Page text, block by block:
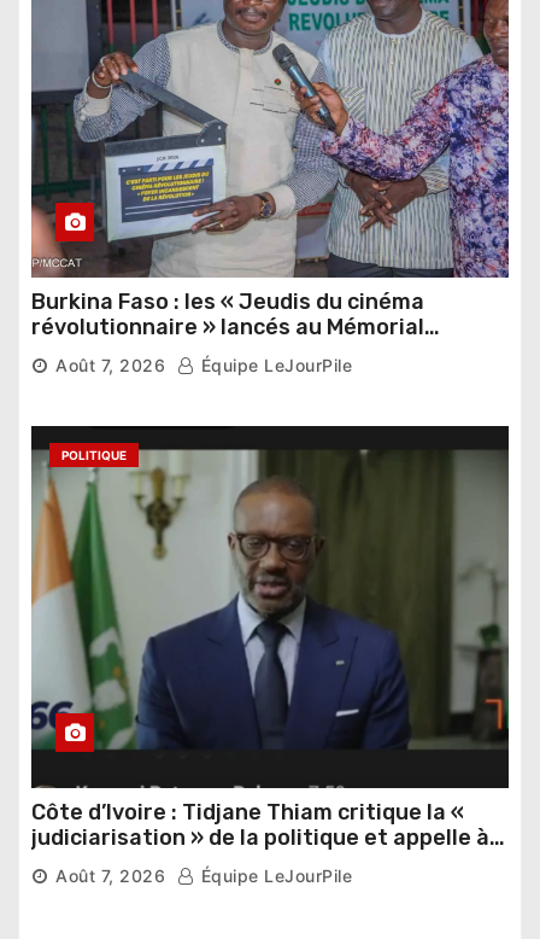
Burkina Faso : les « Jeudis du cinéma
révolutionnaire » lancés au Mémorial
Thomas Sankara
Août 7, 2026 Équipe LeJourPile
POLITIQUE
Côte d’Ivoire : Tidjane Thiam critique la «
judiciarisation » de la politique et appelle à
poursuivre l’apaisement
Août 7, 2026 Équipe LeJourPile